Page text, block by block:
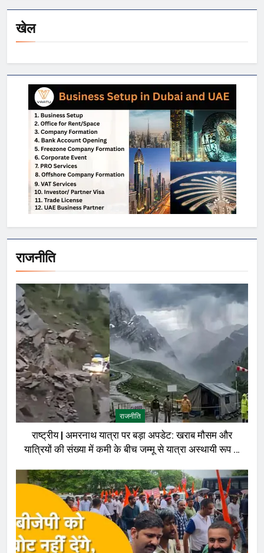
खेल
राजनीति
राजनीति
राष्ट्रीय | अमरनाथ यात्रा पर बड़ा अपडेट: खराब मौसम और
यात्रियों की संख्या में कमी के बीच जम्मू से यात्रा अस्थायी रूप से